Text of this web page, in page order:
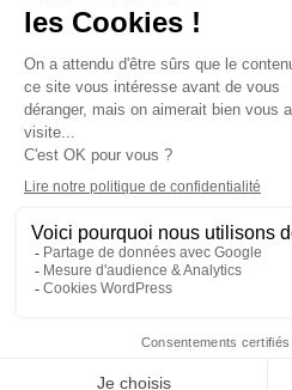
Contactez-nous-Mentions
confidentialité-Gestion des cookies
Cedex